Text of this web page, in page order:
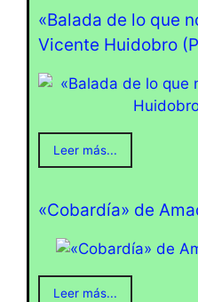
«Balada de lo que
Vicente Huidobro
Leer más...
«Cobardía» de
Leer más...